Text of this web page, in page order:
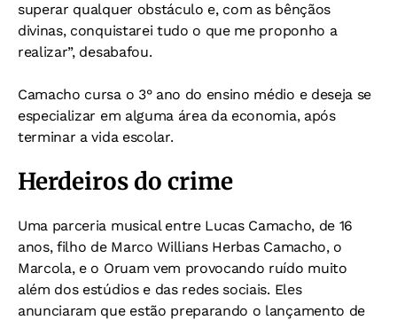
superar qualquer obstáculo e, com as bênçãos
divinas, conquistarei tudo o que me proponho a
realizar”, desabafou.
Camacho cursa o 3° ano do ensino médio e deseja se
especializar em alguma área da economia, após
terminar a vida escolar.
Herdeiros do crime
Uma parceria musical entre Lucas Camacho, de 16
anos, filho de Marco Willians Herbas Camacho, o
Marcola, e o Oruam vem provocando ruído muito
além dos estúdios e das redes sociais. Eles
anunciaram que estão preparando o lançamento de